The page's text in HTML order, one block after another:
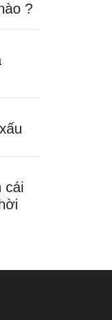
?
cái